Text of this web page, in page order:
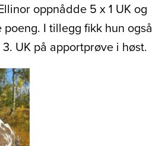
oppnådde 5 x 1 UK og
I tillegg fikk hun også
UK på apportprøve i høst.